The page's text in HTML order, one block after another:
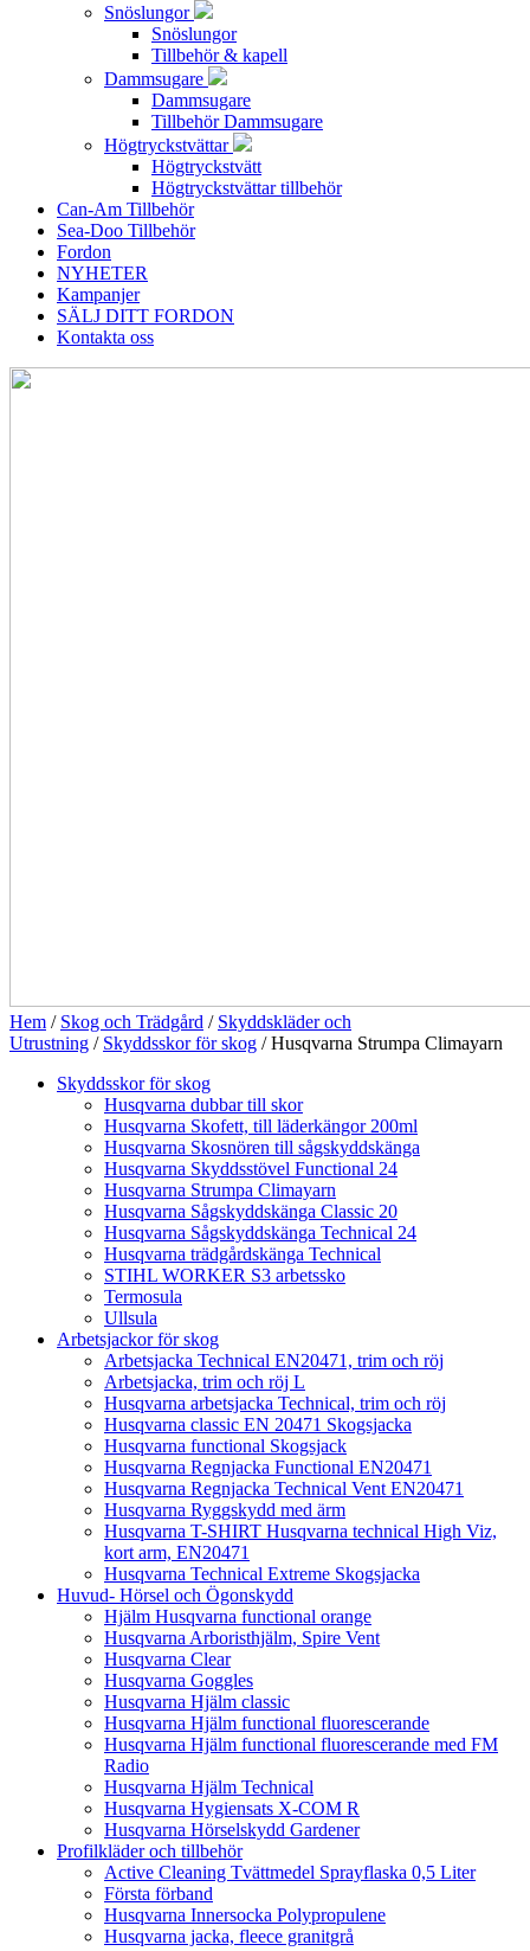
Snöslungor
Snöslungor
Tillbehör & kapell
Dammsugare
Dammsugare
Tillbehör Dammsugare
Högtryckstvättar
Högtryckstvätt
Högtryckstvättar tillbehör
Can-Am Tillbehör
Sea-Doo Tillbehör
Fordon
NYHETER
Kampanjer
SÄLJ DITT FORDON
Kontakta oss
Hem / Skog och Trädgård / Skyddskläder och
Utrustning / Skyddsskor för skog / Husqvarna Strumpa Climayarn
Skyddsskor för skog
Husqvarna dubbar till skor
Husqvarna Skofett, till läderkängor 200ml
Husqvarna Skosnören till sågskyddskänga
Husqvarna Skyddsstövel Functional 24
Husqvarna Strumpa Climayarn
Husqvarna Sågskyddskänga Classic 20
Husqvarna Sågskyddskänga Technical 24
Husqvarna trädgårdskänga Technical
STIHL WORKER S3 arbetssko
Termosula
Ullsula
Arbetsjackor för skog
Arbetsjacka Technical EN20471, trim och röj
Arbetsjacka, trim och röj L
Husqvarna arbetsjacka Technical, trim och röj
Husqvarna classic EN 20471 Skogsjacka
Husqvarna functional Skogsjack
Husqvarna Regnjacka Functional EN20471
Husqvarna Regnjacka Technical Vent EN20471
Husqvarna Ryggskydd med ärm
Husqvarna T-SHIRT Husqvarna technical High Viz,
kort arm, EN20471
Husqvarna Technical Extreme Skogsjacka
Huvud- Hörsel och Ögonskydd
Hjälm Husqvarna functional orange
Husqvarna Arboristhjälm, Spire Vent
Husqvarna Clear
Husqvarna Goggles
Husqvarna Hjälm classic
Husqvarna Hjälm functional fluorescerande
Husqvarna Hjälm functional fluorescerande med FM
Radio
Husqvarna Hjälm Technical
Husqvarna Hygiensats X-COM R
Husqvarna Hörselskydd Gardener
Profilkläder och tillbehör
Active Cleaning Tvättmedel Sprayflaska 0,5 Liter
Första förband
Husqvarna Innersocka Polypropulene
Husqvarna jacka, fleece granitgrå